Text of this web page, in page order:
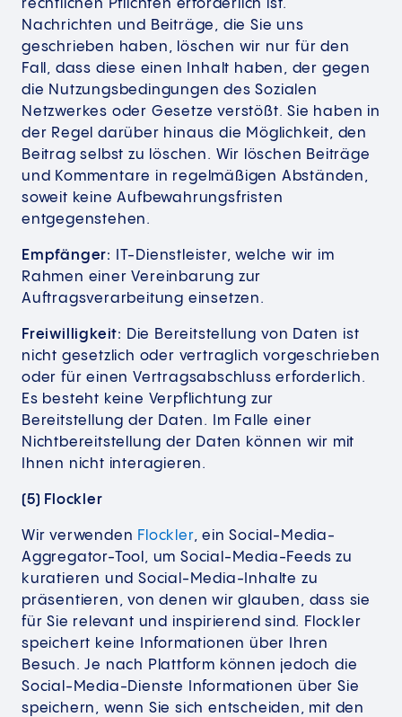
rechtlichen Pflichten erforderlich ist.
Nachrichten und Beiträge, die Sie uns
geschrieben haben, löschen wir nur für den
Fall, dass diese einen Inhalt haben, der gegen
die Nutzungsbedingungen des Sozialen
Netzwerkes oder Gesetze verstößt. Sie haben in
der Regel darüber hinaus die Möglichkeit, den
Beitrag selbst zu löschen. Wir löschen Beiträge
und Kommentare in regelmäßigen Abständen,
soweit keine Aufbewahrungsfristen
entgegenstehen.
Empfänger:
IT-Dienstleister, welche wir im
Rahmen einer Vereinbarung zur
Auftragsverarbeitung einsetzen.
Freiwilligkeit: Die Bereitstellung von Daten ist
nicht gesetzlich oder vertraglich vorgeschrieben
oder für einen Vertragsabschluss erforderlich.
Es besteht keine Verpflichtung zur
Bereitstellung der Daten. Im Falle einer
Nichtbereitstellung der Daten können wir mit
Ihnen nicht interagieren.
(5) Flockler
Wir verwenden Flockler, ein Social-Media-
Aggregator-Tool, um Social-Media-Feeds zu
kuratieren und Social-Media-Inhalte zu
präsentieren, von denen wir glauben, dass sie
für Sie relevant und inspirierend sind. Flockler
speichert keine Informationen über Ihren
Besuch. Je nach Plattform können jedoch die
Social-Media-Dienste Informationen über Sie
speichern, wenn Sie sich entscheiden, mit den